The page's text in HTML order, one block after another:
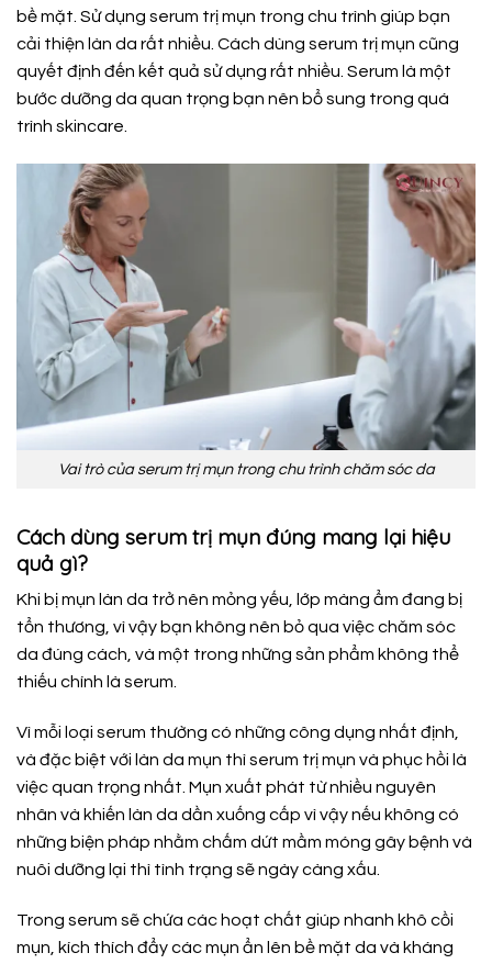
bề mặt. Sử dụng serum trị mụn trong chu trình giúp bạn
cải thiện làn da rất nhiều. Cách dùng serum trị mụn cũng
quyết định đến kết quả sử dụng rất nhiều. Serum là một
bước dưỡng da quan trọng bạn nên bổ sung trong quá
trình skincare.
Vai trò của serum trị mụn trong chu trình chăm sóc da
Cách dùng serum trị mụn đúng mang lại hiệu
quả gì?
Khi bị mụn làn da trở nên mỏng yếu, lớp màng ẩm đang bị
tổn thương, vì vậy bạn không nên bỏ qua việc chăm sóc
da đúng cách, và một trong những sản phẩm không thể
thiếu chính là serum.
Vì mỗi loại serum thường có những công dụng nhất định,
và đặc biệt với làn da mụn thì serum trị mụn và phục hồi là
việc quan trọng nhất. Mụn xuất phát từ nhiều nguyên
nhân và khiến làn da dần xuống cấp vì vậy nếu không có
những biện pháp nhằm chấm dứt mầm móng gây bệnh và
nuôi dưỡng lại thì tình trạng sẽ ngày càng xấu.
Trong serum sẽ chứa các hoạt chất giúp nhanh khô cồi
mụn, kích thích đẩy các mụn ẩn lên bề mặt da và kháng